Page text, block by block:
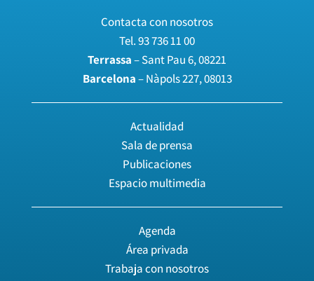
Contacta con nosotros
Tel.93 736 11 00
Terrassa– Sant Pau 6, 08221
Barcelona– Nàpols 227, 08013
Actualidad
Sala de prensa
Publicaciones
Espacio multimedia
Agenda
Área privada
Trabaja con nosotros